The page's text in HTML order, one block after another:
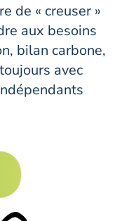
de « creuser »
aux besoins
bilan carbone,
avec